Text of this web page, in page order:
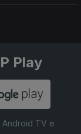
Play
Android TV e